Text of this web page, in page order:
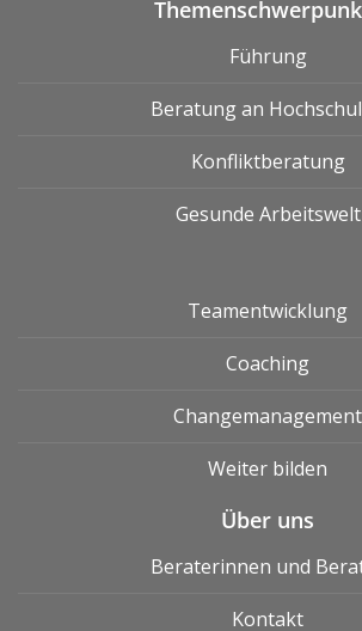
Führung
Beratung an
Konfliktberatung
Gesunde Arbeitswelt
Teamentwicklung
Coaching
Changemanagement
Weiter bilden
Über uns
Beraterinnen und
Kontakt